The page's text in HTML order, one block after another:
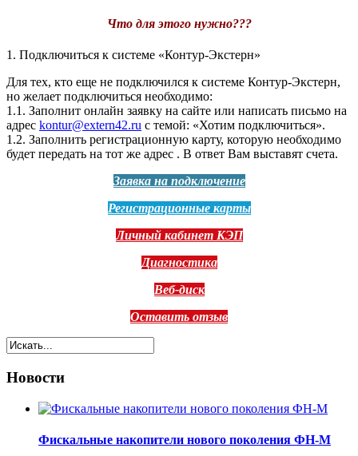
Что для этого нужно???
1. Подключиться к системе «Контур-Экстерн»
Для тех, кто еще не подключился к системе Контур-Экстерн,
но желает подключиться необходимо:
1.1. Заполнит онлайн заявку на сайте или написать письмо на
адрес kontur@extern42.ru с темой: «Хотим подключиться».
1.2. Заполнить регистрационную карту, которую необходимо
будет передать на тот же адрес . В ответ Вам выставят счета.
Заявка на подключение
Регистрационные карты
Личный кабинет КЭП
Диагностика
Веб-диск
Оставить отзыв
Новости
Фискальные накопители нового поколения ФН-М